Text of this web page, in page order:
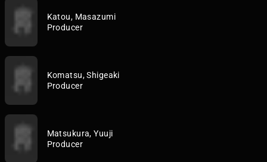
Katou, Masazumi
Producer
Komatsu, Shigeaki
Producer
Matsukura, Yuuji
Producer